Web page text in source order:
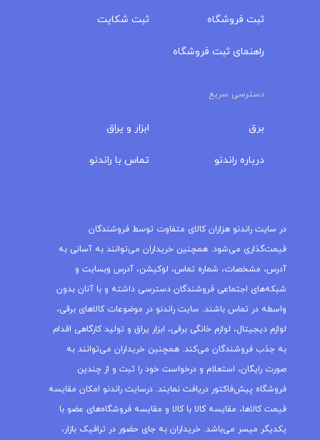
ثبت فروشگاه
راهنمای ثبت فروشگاه
ثبت شکایت
دسترسی سریع
برق
درباره‌ راندنو
ابزار و یراق
تماس با راندنو
در سایت راندنو هزاران کالای متفاوت توسط فروشندگان
قیمت‌گذاری می‌شود. همچنین خریداران می‌توانند به آسانی به
آدرس، مشخصات، شماره تماس، لوکیشن، آدرس وبسایت و
شبکه‌های اجتماعی فروشندگان دسترسی داشته و با آنان بدون
واسطه در تماس باشند. سایت راندنو در موضوعات کالاهای برقی،
لوازم دیجیتال، لوازم خانگی برقی، ابزار یراق و تولید کارگاهی اقدام
به جذب فروشندگان می‌کند. همچنین خریداران می‌توانند به
صورت رایگان، استعلام و درخواست خود را ثبت و از چندین
فروشگاه پیش‌فاکتور دریافت نمایند. درسایت راندنو امکان مقایسه
قیمت کالاها، مقایسه کالا با کالا و مقایسه فروشگاه‌های عضو با
یکدیگر میسر می‌باشد. خریداران به جای حضور در ترافیک بازار،